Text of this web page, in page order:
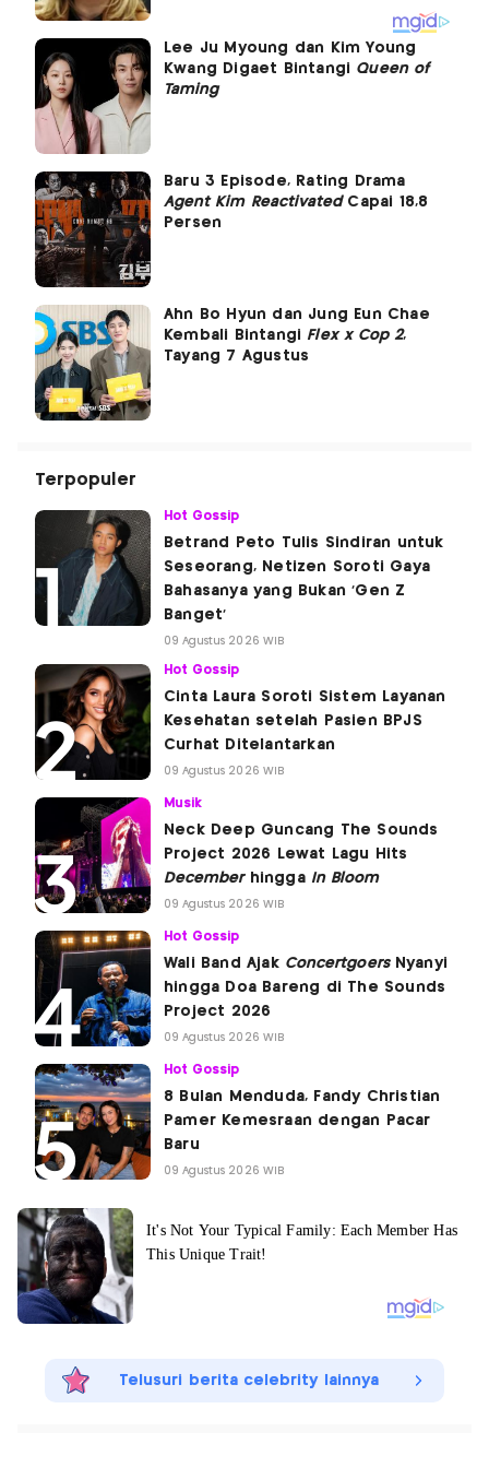
Lee Ju Myoung dan Kim Young
Kwang Digaet Bintangi Queen of
Taming
Baru 3 Episode, Rating Drama
Agent Kim ReactivatedCapai 18,8
Persen
Ahn Bo Hyun dan Jung Eun Chae
Kembali Bintangi Flex x Cop 2,
Tayang 7 Agustus
Terpopuler
Hot Gossip
Betrand Peto Tulis Sindiran untuk
Seseorang, Netizen Soroti Gaya
Bahasanya yang Bukan 'Gen Z
Banget'
09 Agustus 2026 WIB
Hot Gossip
Cinta Laura Soroti Sistem Layanan
Kesehatan setelah Pasien BPJS
Curhat Ditelantarkan
09 Agustus 2026 WIB
Musik
Neck Deep Guncang The Sounds
Project 2026 Lewat Lagu Hits
Decemberhingga In Bloom
09 Agustus 2026 WIB
Hot Gossip
Wali Band Ajak ConcertgoersNyanyi
hingga Doa Bareng di The Sounds
Project 2026
09 Agustus 2026 WIB
Hot Gossip
8 Bulan Menduda, Fandy Christian
Pamer Kemesraan dengan Pacar
Baru
09 Agustus 2026 WIB
Telusuri berita celebrity lainnya